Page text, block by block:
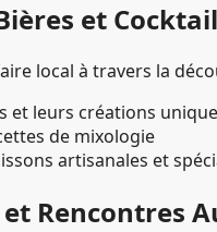
et
local à travers la
et leurs créations
de mixologie
artisanales et
et Rencontres